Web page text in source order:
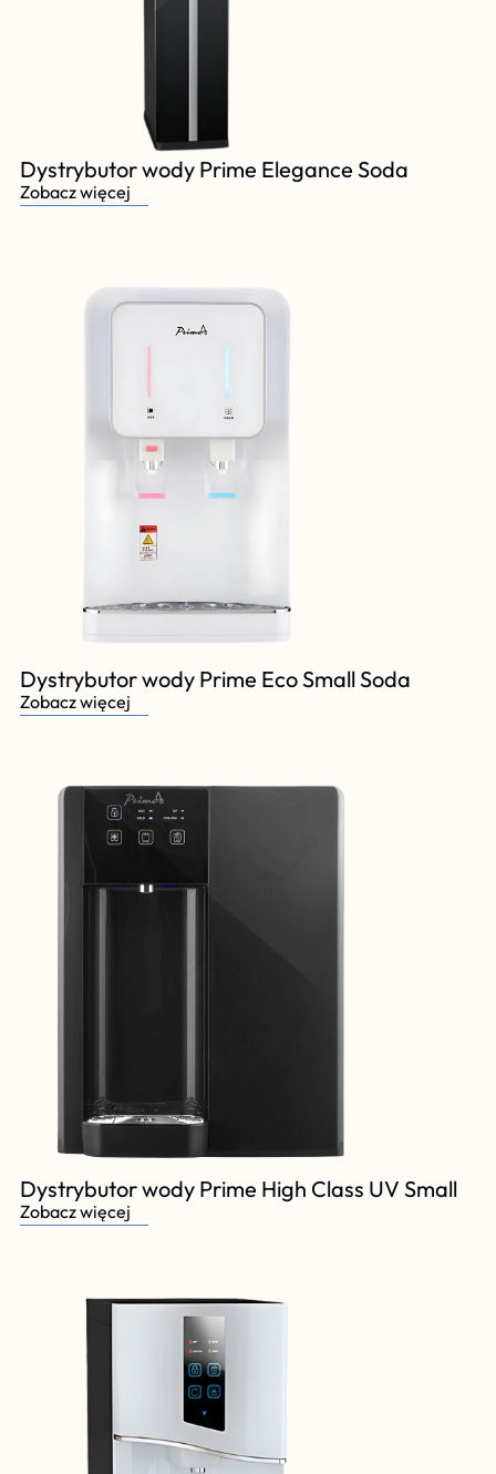
Dystrybutor wody Prime Elegance Soda
Zobacz więcej
Dystrybutor wody Prime Eco Small Soda
Zobacz więcej
Dystrybutor wody Prime High Class UV Small
Zobacz więcej